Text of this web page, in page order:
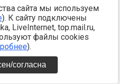
сайта мы используем
). К сайту подключены
LiveInternet, top.mail.ru,
файлы cookies
).
согласна